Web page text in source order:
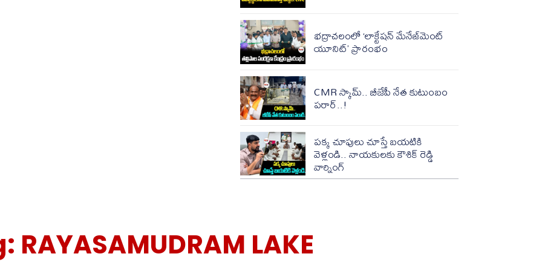
భద్రాచలంలో ‘లాక్టేషన్ మేనేజ్‌మెంట్
యూనిట్’ ప్రారంభం
CMR స్కామ్.. బీజేపీ నేత కుటుంబం
పరార్..!
పక్క చూపులు చూస్తే బయటికి
వెళ్లండి.. నాయకులకు కౌశిక్ రెడ్డి
వార్నింగ్
RAYASAMUDRAM LAKE